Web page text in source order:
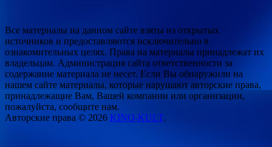
Все материалы на данном сайте взяты из открытых
источников и предоставляются исключительно в
ознакомительных целях. Права на материалы принадлежат их
владельцам. Администрация сайта ответственности за
содержание материала не несет. Если Вы обнаружили на
нашем сайте материалы, которые нарушают авторские права,
принадлежащие Вам, Вашей компании или организации,
пожалуйста, сообщите нам.
Авторские права © 2026 KINO-KULT.